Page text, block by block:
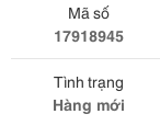
Mã số
17918945
Tình trạng
Hàng mới